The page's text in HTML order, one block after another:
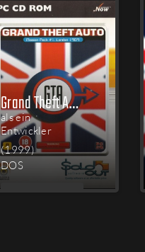
Grand Theft Auto: Mission Pack #1 - London 1969
als ein
Entwickler
(1999)
DOS
MEHR